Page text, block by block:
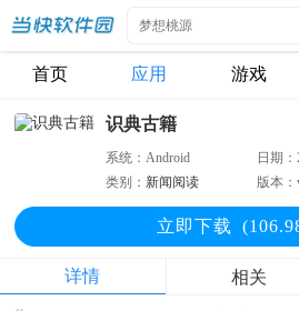
首页 应用 游戏
识典古籍
系统：Android 日期：
类别：新闻阅读 版本：
立即下载
详情 相关